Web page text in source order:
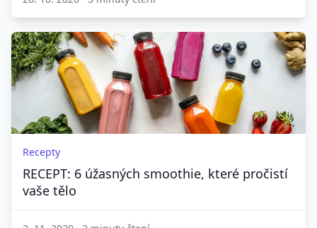
Recepty
RECEPT: 6 úžasných smoothie, které pročistí
vaše tělo